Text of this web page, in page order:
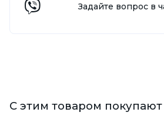
Задайте вопрос в
С этим товаром покупают